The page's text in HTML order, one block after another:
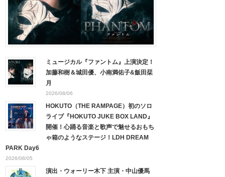
ミュージカル『ファントム』上演決定！
加藤和樹＆城田優、小南満佑子&飯田栞
月
2026/08/06
HOKUTO（THE RAMPAGE）初のソロ
ライブ『HOKUTO JUKE BOX LAND』
開催！心踊る音楽と歌声で魅せるおもち
ゃ箱のようなステージ！LDH DREAM
PARK Day6
2026/08/05
演出・ウォーリー木下 主演・中山優馬